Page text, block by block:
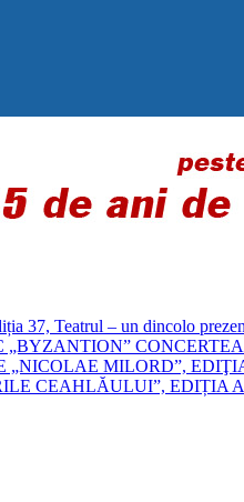
37, Teatrul – un dincolo
„BYZANTION”
„NICOLAE MILORD”,
CEAHLĂULUI”, EDIȚIA